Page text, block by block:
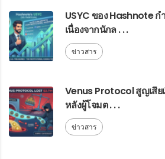
USYC ของ Hashnote ก
เนื่องจากนักล . . .
ข่าวสาร
Venus Protocol สูญเสีย
หลังผู้โจมต . . .
ข่าวสาร